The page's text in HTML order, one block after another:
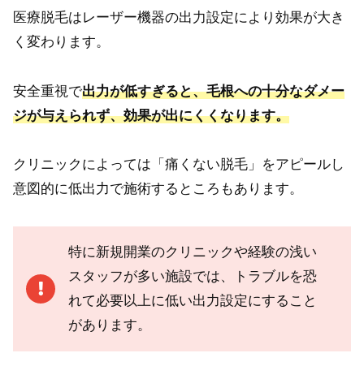
医療脱毛はレーザー機器の出力設定により効果が大き
く変わります。
安全重視で出力が低すぎると、毛根への十分なダメー
ジが与えられず、効果が出にくくなります。
クリニックによっては「痛くない脱毛」をアピールし
意図的に低出力で施術するところもあります。
特に新規開業のクリニックや経験の浅い
スタッフが多い施設では、トラブルを恐
れて必要以上に低い出力設定にすること
があります。